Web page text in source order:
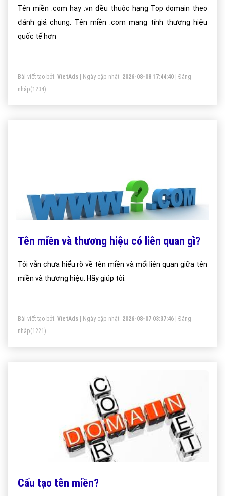
Tên miền .com hay .vn đều thuộc hạng Top domain theo
đánh giá chung. Tên miền .com mang tính thương hiệu
quốc tế hơn
Bài viết tạo bởi: VietAds | Ngày cập nhật: 2026-08-08 17:44:40
Đăng
nhập(1234)
Tên miền và thương hiệu có liên quan gì?
Tôi vẫn chưa hiểu rõ về tên miền và mối liên quan giữa tên
miền và thương hiệu. Hãy giúp tôi.
Bài viết tạo bởi: VietAds | Ngày cập nhật: 2026-08-07 03:37:46
Đăng
nhập(1221)
Cấu tạo tên miền?